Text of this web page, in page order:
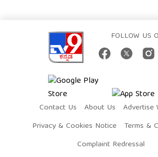
FOLLOW US
Contact Us About Us
Advertise
Privacy & Cookies Notice
Terms &
Complaint Redressal